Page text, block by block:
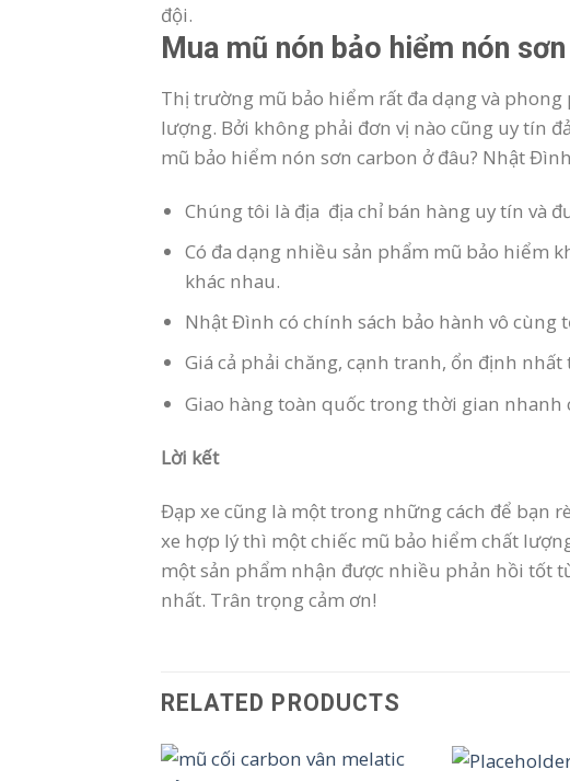
đội.
Mua mũ nón bảo hiểm nón
Thị trường mũ bảo hiểm rất đa dạng và
lượng. Bởi không phải đơn vị nào cũng uy tín
mũ bảo hiểm nón sơn carbon ở đâu? Nhật
Chúng tôi là địa địa chỉ bán hàng uy tín và
Có đa dạng nhiều sản phẩm mũ bảo hiểm
khác nhau.
Nhật Đình có chính sách bảo hành vô cùng
Giá cả phải chăng, cạnh tranh, ổn định
Giao hàng toàn quốc trong thời gian
Lời kết
Đạp xe cũng là một trong những cách để bạn
xe hợp lý thì một chiếc mũ bảo hiểm chất
một sản phẩm nhận được nhiều phản hồi tốt
nhất. Trân trọng cảm ơn!
RELATED PRODUCTS